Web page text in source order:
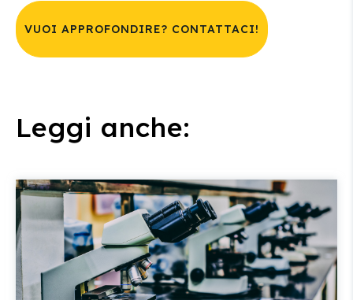
VUOI APPROFONDIRE? CONTATTACI!
Leggi anche: